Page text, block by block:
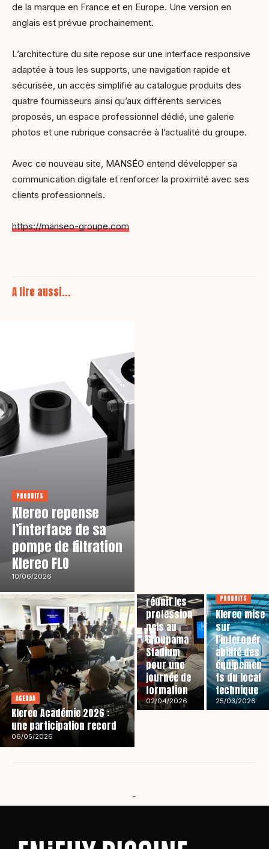
de la marque en France et en Europe. Une version en
anglais est prévue prochainement.
L’architecture du site repose sur une interface responsive
adaptée à tous les supports, une navigation rapide et
sécurisée, un accès simplifié au catalogue produits des
quatre fournisseurs ainsi qu’aux différents services
proposés, un espace professionnel dédié, une galerie
photos et une rubrique consacrée à l’actualité du groupe.
Avec ce nouveau site, MANSÉO entend développer sa
communication digitale et renforcer la proximité avec ses
clients professionnels.
https://manseo-groupe.com
A lire aussi...
PRODUITS
Klereo repense
l’interface de sa
pompe de filtration
Klereo FLO
10/06/2026
AGENDA
Klereo Académie 2026 :
une participation record
06/05/2026
réunit les
profession
nels au
Groupama
Stadium
pour une
journée de
formation
02/04/2026
PRODUITS
Klereo mise
sur
l’interopér
abilité des
équipemen
ts du local
technique
25/03/2026
-